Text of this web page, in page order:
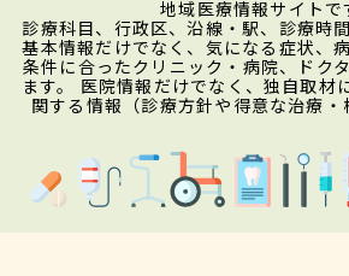
地域医療情報サイトで
診療科目、行政区、沿線・駅、診療時
基本情報だけでなく、気になる症状、
条件に合ったクリニック・病院、ドク
ます。 医院情報だけでなく、独自取材
関する情報（診療方針や得意な治療・